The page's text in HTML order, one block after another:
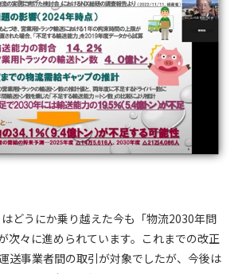
はどうにか乗り越えた今も「物流2030年問
次々に進められています。これまでの改正
送事業者間の取引が対象でしたが、今後は